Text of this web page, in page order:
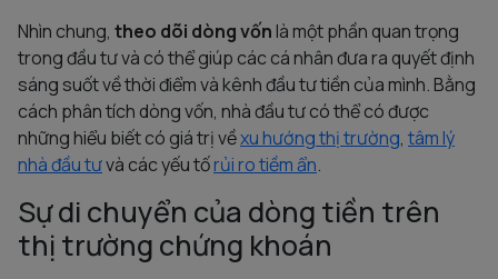
Nhìn chung, theo dõi dòng vốnlà một phần quan trọng
trong đầu tư và có thể giúp các cá nhân đưa ra quyết định
sáng suốt về thời điểm và kênh đầu tư tiền của mình. Bằng
cách phân tích dòng vốn, nhà đầu tư có thể có được
những hiểu biết có giá trị vềxu hướng thị trường, tâm lý
nhà đầu tưvà các yếu tốrủi ro tiềm ẩn.
Sự di chuyển của dòng tiền trên
thị trường chứng khoán